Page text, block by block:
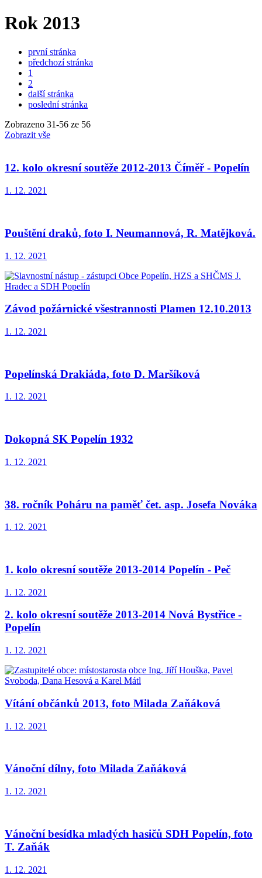
Rok 2013
první stránka
předchozí stránka
1
2
další stránka
poslední stránka
Zobrazeno 31-56 ze 56
Zobrazit vše
12. kolo okresní soutěže 2012-2013 Číměř - Popelín
1. 12. 2021
Pouštění draků, foto I. Neumannová, R. Matějková.
1. 12. 2021
Závod požárnické všestrannosti Plamen 12.10.2013
1. 12. 2021
Popelínská Drakiáda, foto D. Maršíková
1. 12. 2021
Dokopná SK Popelín 1932
1. 12. 2021
38. ročník Poháru na paměť čet. asp. Josefa Nováka
1. 12. 2021
1. kolo okresní soutěže 2013-2014 Popelín - Peč
1. 12. 2021
2. kolo okresní soutěže 2013-2014 Nová Bystřice -
Popelín
1. 12. 2021
Vítání občánků 2013, foto Milada Zaňáková
1. 12. 2021
Vánoční dílny, foto Milada Zaňáková
1. 12. 2021
Vánoční besídka mladých hasičů SDH Popelín, foto
T. Zaňák
1. 12. 2021